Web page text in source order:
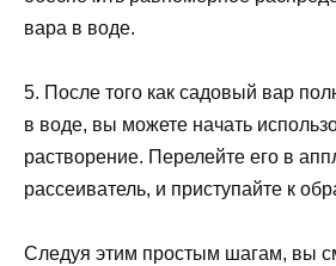
вара в воде.
5. После того как садовый вар
в воде, вы можете начать
растворение. Перелейте его в
рассеиватель, и приступайте к
Следуя этим простым шагам, вы